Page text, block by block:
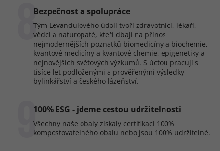
8
Bezpečnost a spolupráce
Tým Levandulového údolí tvoří zdravotníci, lékaři,
vědci a naturopaté, kteří dbají na přínos
nejmodernějších poznatků biomedicíny a biochemie,
kvantové medicíny a kvantové chemie, epigenetiky a
nejnovějších světových výzkumů. S úctou pracují s
tisíce let podloženými a prověřenými výsledky
bylinkářství a českého lázeňství.
9
100% ESG - jdeme cestou udržitelnosti
Všechny naše obaly získaly certifikaci 100%
kompostovatelného obalu nebo jsou 100% udržitelné.